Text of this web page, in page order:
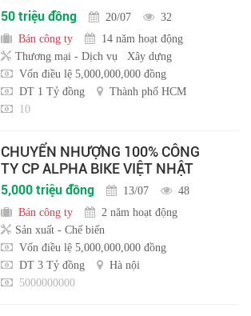
50 triệu đồng 20/07
32
Bán công ty
14 năm hoạt động
Thương mại - Dịch vụ
Xây dựng
Vốn điều lệ 5,000,000,000 đồng
DT 1 Tỷ đồng
Thành phố HCM
10
CHUYỂN NHƯỢNG 100% CÔNG
TY CP ALPHA BIKE VIỆT NHẬT
5,000 triệu đồng 13/07
48
Bán công ty
2 năm hoạt động
Sản xuất - Chế biến
Vốn điều lệ 5,000,000,000 đồng
DT 3 Tỷ đồng
Hà nội
5000000000